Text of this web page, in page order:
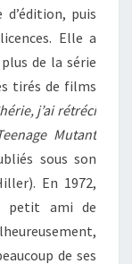
d’édition, puis
Elle a
de la série
tirés de films
j’ai rétréci
Mutant
sous son
En 1972,
petit ami de
de ses